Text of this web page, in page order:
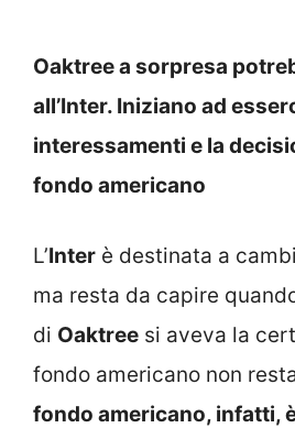
Oaktree a sorpresa
all’Inter. Iniziano ad
interessamenti e la
fondo americano
L’Inter è destinata a
ma resta da capire
di Oaktree si aveva la
fondo americano non
fondo americano, infatti,